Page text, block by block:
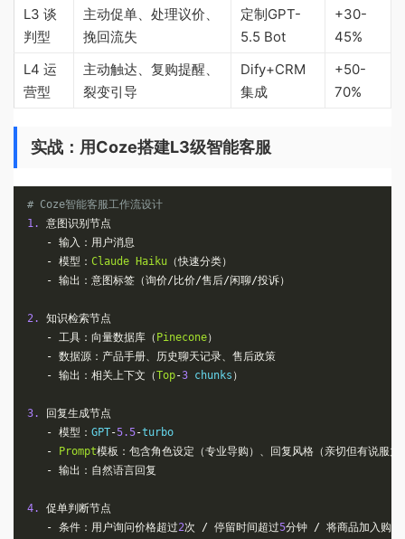
L3 谈
判型
主动促单、处理议价、
挽回流失
定制GPT-
5.5 Bot
+30-
45%
L4 运
营型
主动触达、复购提醒、
裂变引导
Dify+CRM
集成
+50-
70%
实战：用Coze搭建L3级智能客服
# Coze智能客服工作流设计
1.
意图识别节点
- 输入：用户消息
- 模型： Claude Haiku （快速分类）
- 输出：意图标签（询价/比价/售后/闲聊/投诉）
2.
知识检索节点
- 工具：向量数据库（ Pinecone）
- 数据源：产品手册、历史聊天记录、售后政策
- 输出：相关上下文（Top-3 chunks ）
3.
回复生成节点
- 模型： GPT-5.5-turbo
-
Prompt模板：包含角色设定（专业导购）、回复风格（亲切但有说服力
- 输出：自然语言回复
4.
促单判断节点
- 条件：用户询问价格超过2次 / 停留时间超过5分钟 / 将商品加入购物